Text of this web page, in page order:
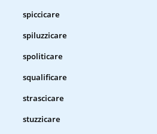
spiccicare
spiluzzicare
spoliticare
squalificare
strascicare
stuzzicare